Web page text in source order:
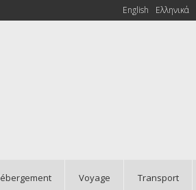
English Ελληνικά
Voyage Transport